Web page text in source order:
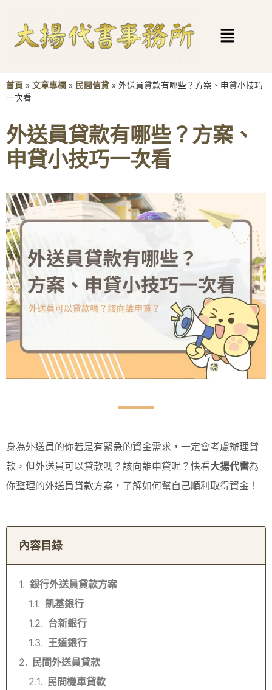
首頁 » 文章專欄 » 民間信貸 » 外送員貸款有哪些？方案、申貸小技巧
一次看
外送員貸款有哪些？方案、
申貸小技巧一次看
身為外送員的你若是有緊急的資金需求，一定會考慮辦理貸
款，但外送員可以貸款嗎？該向誰申貸呢？快看大揚代書為
你整理的外送員貸款方案，了解如何幫自己順利取得資金！
內容目錄
銀行外送員貸款方案
凱基銀行
台新銀行
王道銀行
民間外送員貸款
民間機車貸款